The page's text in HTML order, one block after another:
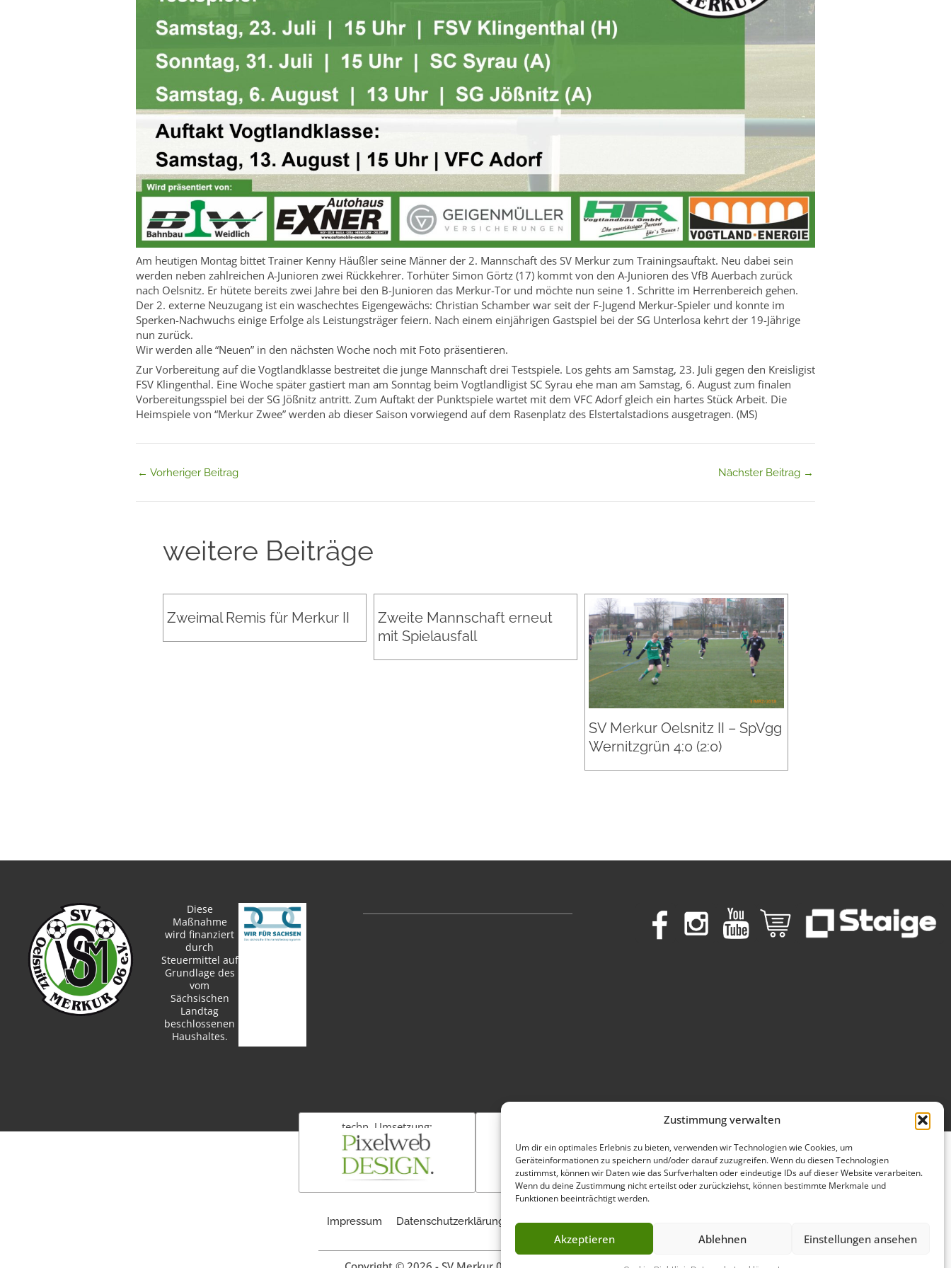
Zustimmung verwalten
Um dir ein optimales Erlebnis zu bieten, verwenden wir Technologien wie Cookies, um
Geräteinformationen zu speichern und/oder darauf zuzugreifen. Wenn du diesen Technologien
zustimmst, können wir Daten wie das Surfverhalten oder eindeutige IDs auf dieser Website verarbeiten.
Wenn du deine Zustimmung nicht erteilst oder zurückziehst, können bestimmte Merkmale und
Funktionen beeinträchtigt werden.
Akzeptieren Ablehnen Einstellungen ansehen
Am heutigen Montag bittet Trainer Kenny Häußler seine Männer der 2. Mannschaft des SV Merkur zum Trainingsauftakt. Neu dabei sein
werden neben zahlreichen A-Junioren zwei Rückkehrer. Torhüter Simon Görtz (17) kommt von den A-Junioren des VfB Auerbach zurück
nach Oelsnitz. Er hütete bereits zwei Jahre bei den B-Junioren das Merkur-Tor und möchte nun seine 1. Schritte im Herrenbereich gehen.
Der 2. externe Neuzugang ist ein waschechtes Eigengewächs: Christian Schamber war seit der F-Jugend Merkur-Spieler und konnte im
Sperken-Nachwuchs einige Erfolge als Leistungsträger feiern. Nach einem einjährigen Gastspiel bei der SG Unterlosa kehrt der 19-Jährige
nun zurück.
Wir werden alle “Neuen” in den nächsten Woche noch mit Foto präsentieren.
Zur Vorbereitung auf die Vogtlandklasse bestreitet die junge Mannschaft drei Testspiele. Los gehts am Samstag, 23. Juli gegen den Kreisligist
FSV Klingenthal. Eine Woche später gastiert man am Sonntag beim Vogtlandligist SC Syrau ehe man am Samstag, 6. August zum finalen
Vorbereitungsspiel bei der SG Jößnitz antritt. Zum Auftakt der Punktspiele wartet mit dem VFC Adorf gleich ein hartes Stück Arbeit. Die
Heimspiele von “Merkur Zwee” werden ab dieser Saison vorwiegend auf dem Rasenplatz des Elstertalstadions ausgetragen. (MS)
← Vorheriger Beitrag Nächster Beitrag →
weitere Beiträge
Zweimal Remis für Merkur II
Zweite Mannschaft erneut
mit Spielausfall
SV Merkur Oelsnitz II – SpVgg
Wernitzgrün 4:0 (2:0)
Diese
Maßnahme
wird finanziert
durch
Steuermittel auf
Grundlage des
vom
Sächsischen
Landtag
beschlossenen
Haushaltes.
techn. Umsetzung:
Impressum Datenschutzerklärung Cookie-Richtlinie (EU)